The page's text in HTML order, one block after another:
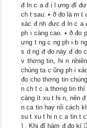
đ ln c a đ i l ưng đĩ
ch t sau: • ð đo là m t
xác đ nh đưc đ ln c a
ph i càng cao. • ð đo
ưng t ng c ng ph i b
s d ng đ đo này đ đo
v thơng tin, hi n
chúng ta c ũng ph i
đo cho thơng tin
n ch t c a thơng tin thì
càng ít xu t hi n, nên
n ca tin hay nĩi cách
su t xu t hi n c a tin t
) . Khi đĩ hàm đ đo kí